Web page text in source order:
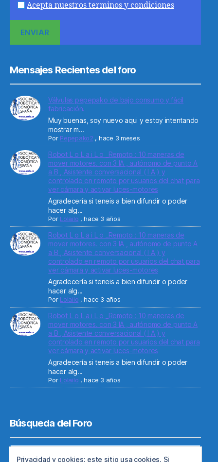
Acepta nuestros terminos y condiciones
Mensajes Recientes del foro
Válvulas pepepako de bajo consumo y fácil
fabricación.
Muy buenas, soy nuevo aqui y estoy intentando
mostrar m...
Por Pepepako2 , hace 3 meses
Robot L o L a i L o _Remoto : 10 maneras de
mover motores. con 3 IA , autónomo de punto A
a B , Asistente conversacional ( I A ) y
controlado en remoto por usuarios del chat para
ver cámara y activar luces-motores
Agradecería si teneis a bien difundir o poder
hacer alg...
Por Lolailo ,hace 3 años
Robot L o L a i L o _Remoto : 10 maneras de
mover motores. con 3 IA , autónomo de punto A
a B , Asistente conversacional ( I A ) y
controlado en remoto por usuarios del chat para
ver cámara y activar luces-motores
Agradecería si teneis a bien difundir o poder
hacer alg...
Por Lolailo ,hace 3 años
Robot L o L a i L o _Remoto : 10 maneras de
mover motores. con 3 IA , autónomo de punto A
a B , Asistente conversacional ( I A ) y
controlado en remoto por usuarios del chat para
ver cámara y activar luces-motores
Agradecería si teneis a bien difundir o poder
hacer alg...
Por Lolailo ,hace 3 años
Búsqueda del Foro
Privacidad y cookies: este sitio usa cookies. Si